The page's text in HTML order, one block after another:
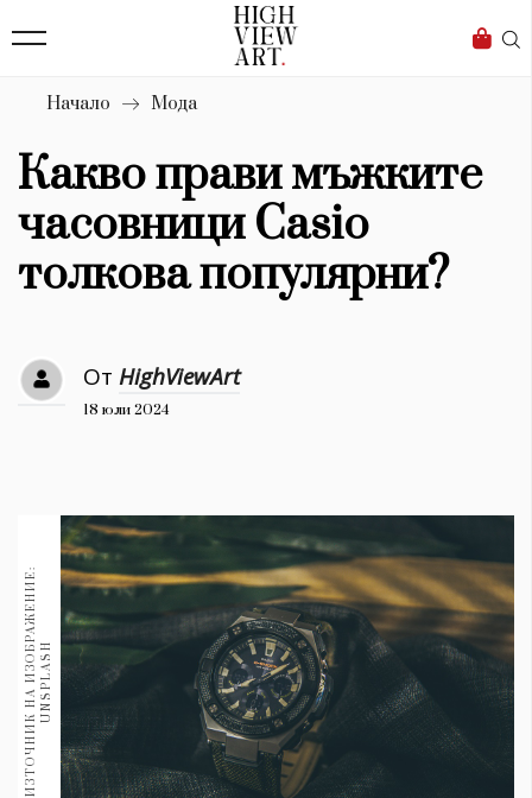
Бизнес
Мода
Dialogue
Изкуство
4340
Дизайн
Книги
30+ 1970
Гурме 1710
Пътувай
237
Здраве
Начало Мода
Какво прави мъжките
часовници Casio
толкова популярни?
От HighViewArt
18 юли 2024
И
З
Т
О
Ч
Н
И
К
Н
А
И
З
О
Б
Р
А
Ж
Е
Н
И
Е
:
U
N
S
P
L
A
SH